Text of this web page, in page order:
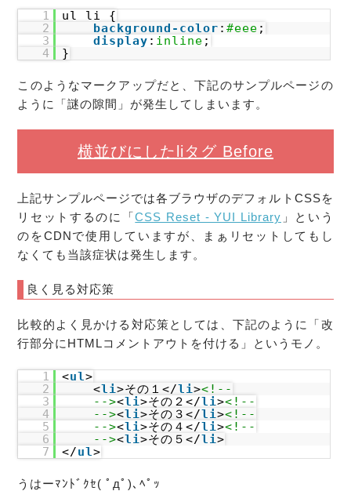
1
ul li {
2
background-color : #eee ;
3
display : inline ;
4
}
このようなマークアップだと、下記のサンプルページの
ように「謎の隙間」が発生してしまいます。
横並びにしたliタグ Before
上記サンプルページでは各ブラウザのデフォルトCSSを
リセットするのに「CSS Reset - YUI Library 」という
のをCDNで使用していますが、まぁリセットしてもし
なくても当該症状は発生します。
良く見る対応策
比較的よく見かける対応策としては、下記のように「改
行部分にHTMLコメントアウトを付ける」というモノ。
1 <ul>
2
<li>その１</li><!--
3
--><li>その２</li><!--
4
--><li>その３</li><!--
5
--><li>その４</li><!--
6
--><li>その５</li>
7
</ul>
うはーﾏﾝﾄﾞｸｾ( ﾟдﾟ)､ﾍﾟｯ